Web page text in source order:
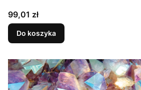
Cena
99,01 zł
Do koszyka